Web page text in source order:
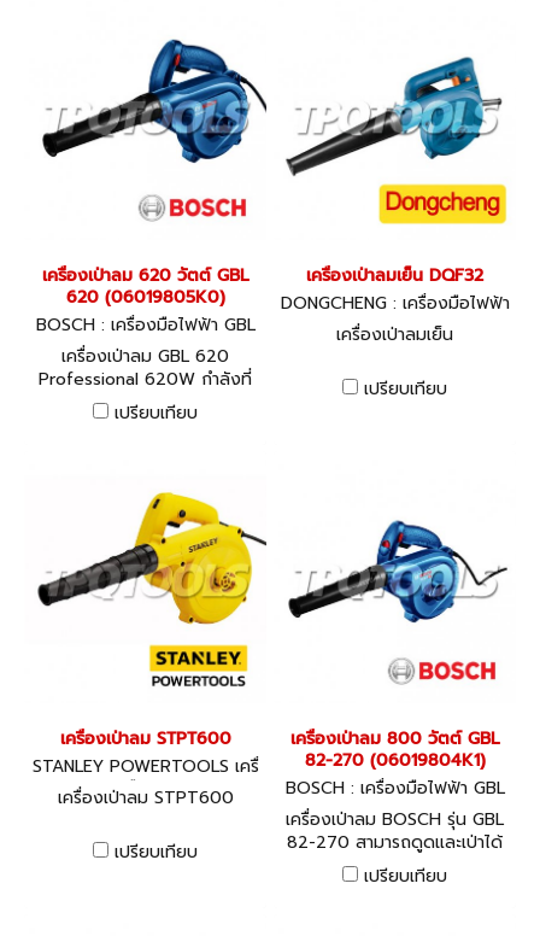
เครื่องเป่าลม 620 วัตต์ GBL
620 (06019805K0)
BOSCH : เครื่องมือไฟฟ้า GBL
620 (06019805K0)
เครื่องเป่าลม GBL 620
Professional 620W กำลังที่
น่าทึ่งในเครื่องมือระดับเดียวกัน
เปรียบเทียบ
เครื่องเป่าลมเย็น DQF32
DONGCHENG : เครื่องมือไฟฟ้า
เครื่องเป่าลมเย็น
เปรียบเทียบ
เครื่องเป่าลม STPT600
STANLEY POWERTOOLS เครื่
องมือไฟฟ้า
เครื่องเป่าลม STPT600
เปรียบเทียบ
เครื่องเป่าลม 800 วัตต์ GBL
82-270 (06019804K1)
BOSCH : เครื่องมือไฟฟ้า GBL
82-270 (06019804K1)
เครื่องเป่าลม BOSCH รุ่น GBL
82-270 สามารถดูดและเป่าได้
กำลังไฟ 800 w
เปรียบเทียบ